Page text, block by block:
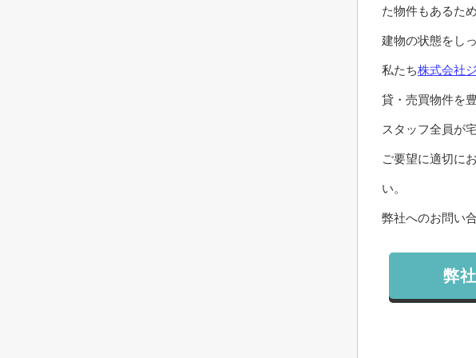
た物件もあるた
建物の状態をし
私たち株式会社
貸・売買物件を
スタッフ全員が
ご要望に適切に
い。
弊社へのお問い
弊